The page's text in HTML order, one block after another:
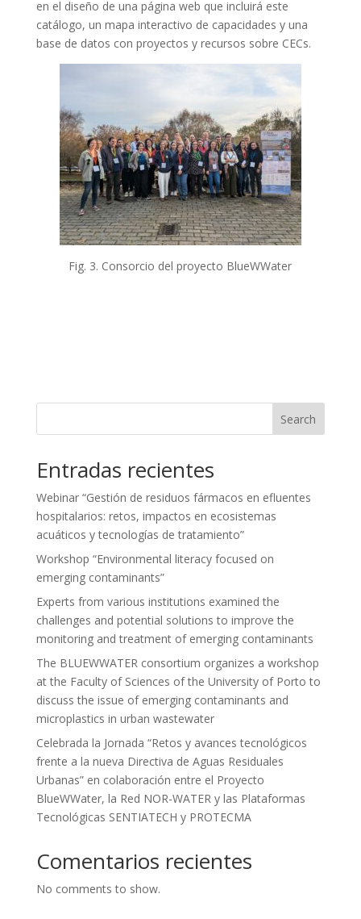
en el diseño de una página web que incluirá este
catálogo, un mapa interactivo de capacidades y una
base de datos con proyectos y recursos sobre CECs.
Fig. 3. Consorcio del proyecto BlueWWater
Search
Entradas recientes
Webinar “Gestión de residuos fármacos en efluentes
hospitalarios: retos, impactos en ecosistemas
acuáticos y tecnologías de tratamiento”
Workshop “Environmental literacy focused on
emerging contaminants”
Experts from various institutions examined the
challenges and potential solutions to improve the
monitoring and treatment of emerging contaminants
The BLUEWWATER consortium organizes a workshop
at the Faculty of Sciences of the University of Porto to
discuss the issue of emerging contaminants and
microplastics in urban wastewater
Celebrada la Jornada “Retos y avances tecnológicos
frente a la nueva Directiva de Aguas Residuales
Urbanas” en colaboración entre el Proyecto
BlueWWater, la Red NOR-WATER y las Plataformas
Tecnológicas SENTIATECH y PROTECMA
Comentarios recientes
No comments to show.